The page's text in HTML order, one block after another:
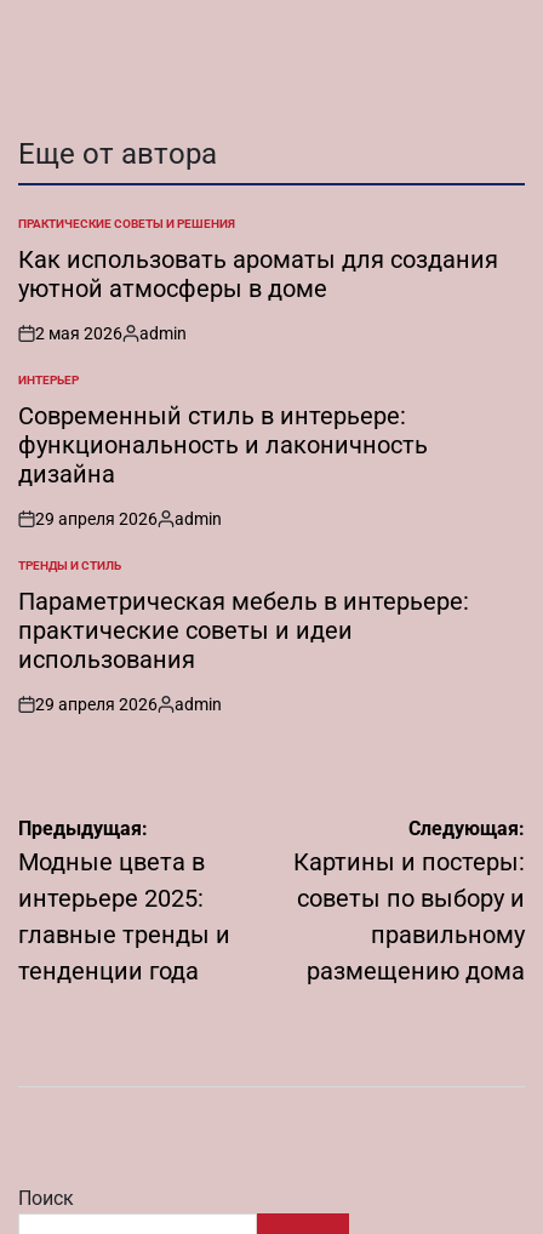
Еще от автора
ОПУБЛИКОВАНО
В
ПРАКТИЧЕСКИЕ СОВЕТЫ И РЕШЕНИЯ
Как использовать ароматы для создания
уютной атмосферы в доме
on
2 мая 2026
Запись
admin
ОПУБЛИКОВАНО
В
ИНТЕРЬЕР
Современный стиль в интерьере:
функциональность и лаконичность
дизайна
on
29 апреля 2026
Запись
admin
ОПУБЛИКОВАНО
В
ТРЕНДЫ И СТИЛЬ
Параметрическая мебель в интерьере:
практические советы и идеи
использования
on
29 апреля 2026
Запись
admin
Навигация
по
записям
Предыдущая:
Модные цвета в
интерьере 2025:
главные тренды и
тенденции года
Следующая:
Картины и постеры:
советы по выбору и
правильному
размещению дома
Поиск